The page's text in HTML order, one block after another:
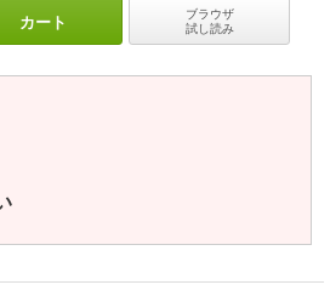
カート
ブラウザ
試し読み